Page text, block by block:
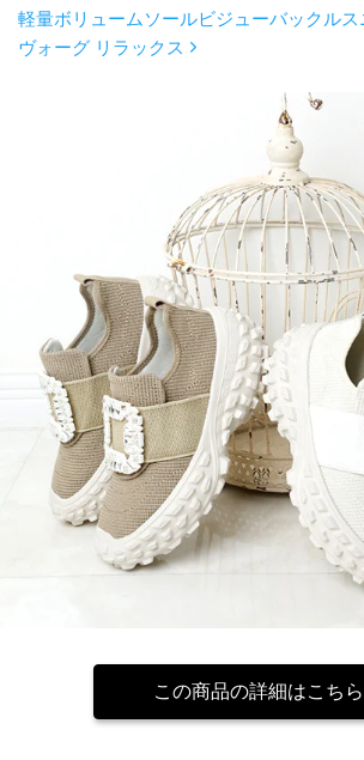
軽量ボリュームソールビジューバックル
ヴォーグ リラックス
この商品の詳細はこちら